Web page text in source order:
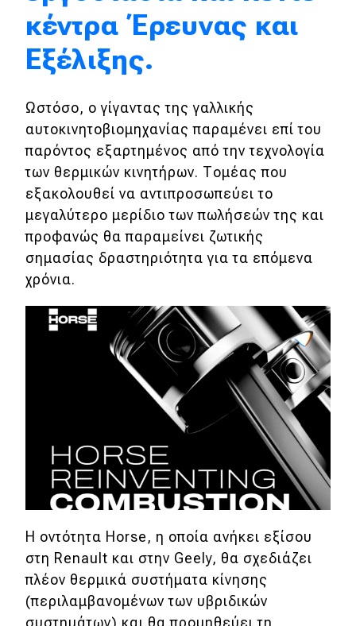
Motorsport
Eco
Νέα
Τεχνολογία
Mobility
Σταθμοί φόρτισης
Classic
Νέα
Παρουσιάσεις
DRIVE Away
Μεταχειρισμένο
Οδηγός αγοράς
Συμβουλές
Χρηστικά
Συμβουλές
κέντρα Έρευνας και
Εξέλιξης.
Ωστόσο, ο γίγαντας της γαλλικής
αυτοκινητοβιομηχανίας παραμένει επί του
παρόντος εξαρτημένος από την τεχνολογία
των θερμικών κινητήρων. Τομέας που
εξακολουθεί να αντιπροσωπεύει το
μεγαλύτερο μερίδιο των πωλήσεών της και
προφανώς θα παραμείνει ζωτικής
σημασίας δραστηριότητα για τα επόμενα
χρόνια.
H οντότητα Horse, η οποία ανήκει εξίσου
στη Renault και στην Geely, θα σχεδιάζει
πλέον θερμικά συστήματα κίνησης
(περιλαμβανομένων των υβριδικών
συστημάτων) και θα προμηθεύει τη